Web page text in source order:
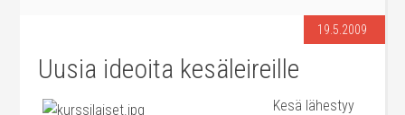
19.5.2009
Uusia ideoita kesäleireille
Kesä lähestyy